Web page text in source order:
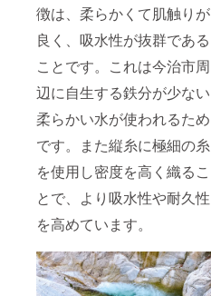
徴は、柔らかくて肌触りが
良く、吸水性が抜群である
ことです。これは今治市周
辺に自生する鉄分が少ない
柔らかい水が使われるため
です。また縦糸に極細の糸
を使用し密度を高く織るこ
とで、より吸水性や耐久性
を高めています。